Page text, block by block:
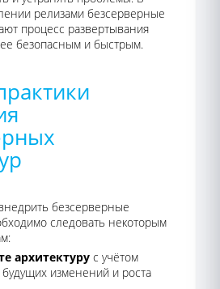
релизами безсерверные
процесс развертывания
безопасным и быстрым.
безсерверные
следовать некоторым
архитектуру с учётом
изменений и роста